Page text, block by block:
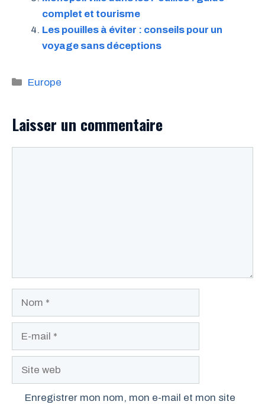
complet et tourisme
Les pouilles à éviter : conseils pour un
voyage sans déceptions
Catégories
Europe
Laisser un commentaire
Enregistrer mon nom, mon e-mail et mon site